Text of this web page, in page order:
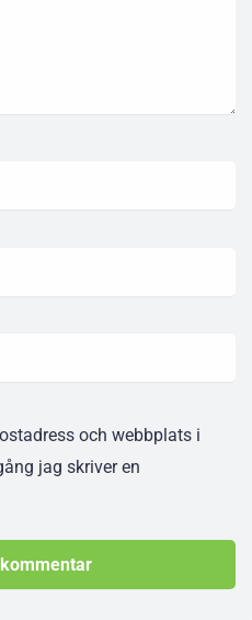
och webbplats i
jag skriver en